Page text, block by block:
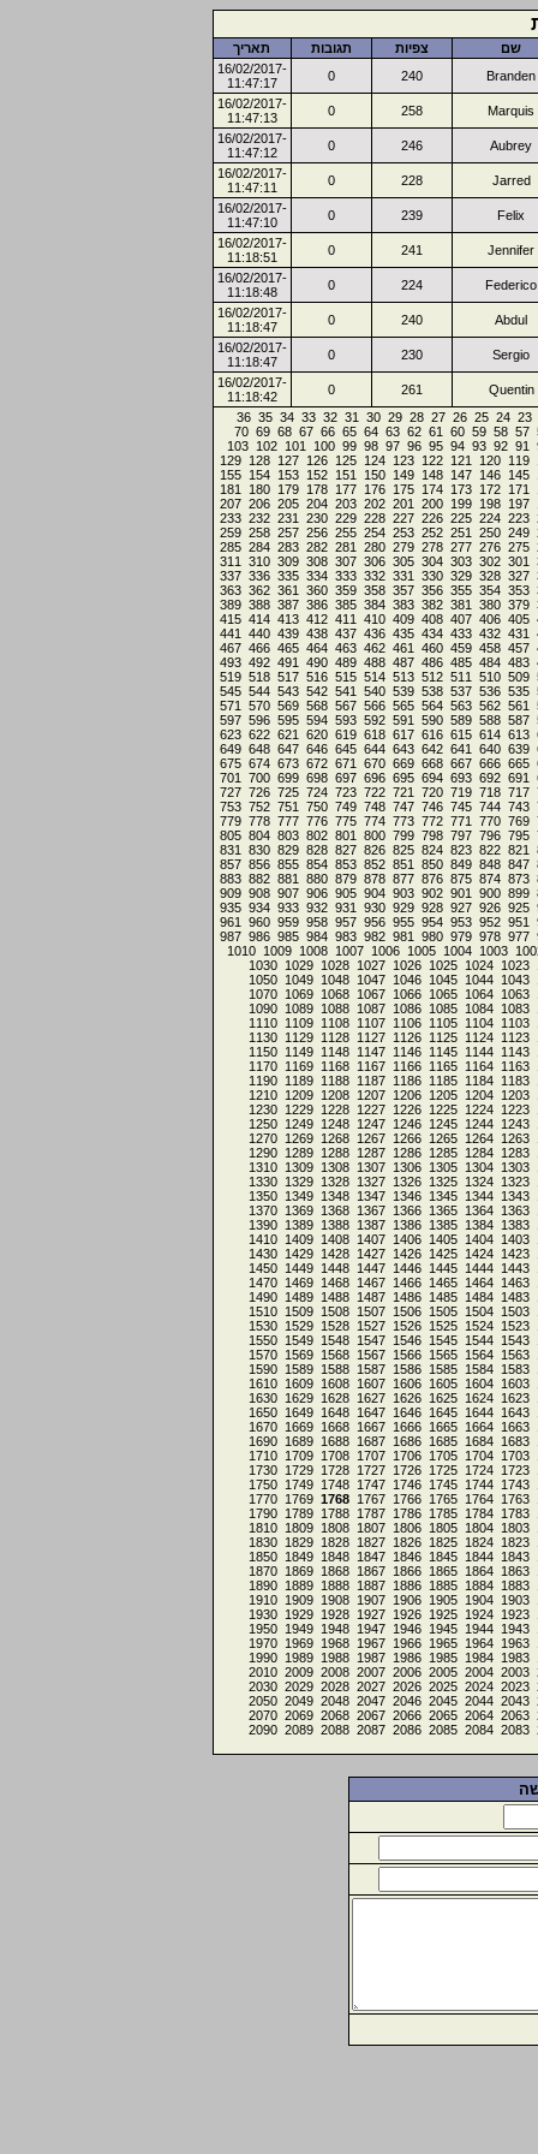
שם צפיות תגובות
תאריך
Branden
240
0
16/02/2017-
11:47:17
Marquis
258
0
16/02/2017-
11:47:13
Aubrey
246
0
16/02/2017-
11:47:12
Jarred
228
0
16/02/2017-
11:47:11
Felix
239
0
16/02/2017-
11:47:10
Jennifer
241
0
16/02/2017-
11:18:51
Federico
224
0
16/02/2017-
11:18:48
Abdul
240
0
16/02/2017-
11:18:47
Sergio
230
0
16/02/2017-
11:18:47
Quentin
261
0
16/02/2017-
11:18:42
23
24
25
26
27
28
29
30
31
32
33
34
35
36
57
58
59
60
61
62
63
64
65
66
67
68
69
70
91
92
93
94
95
96
97
98
99
100
101
102
103
119
120
121
122
123
124
125
126
127
128
129
145
146
147
148
149
150
151
152
153
154
155
171
172
173
174
175
176
177
178
179
180
181
197
198
199
200
201
202
203
204
205
206
207
223
224
225
226
227
228
229
230
231
232
233
249
250
251
252
253
254
255
256
257
258
259
275
276
277
278
279
280
281
282
283
284
285
301
302
303
304
305
306
307
308
309
310
311
327
328
329
330
331
332
333
334
335
336
337
353
354
355
356
357
358
359
360
361
362
363
379
380
381
382
383
384
385
386
387
388
389
405
406
407
408
409
410
411
412
413
414
415
431
432
433
434
435
436
437
438
439
440
441
457
458
459
460
461
462
463
464
465
466
467
483
484
485
486
487
488
489
490
491
492
493
509
510
511
512
513
514
515
516
517
518
519
535
536
537
538
539
540
541
542
543
544
545
561
562
563
564
565
566
567
568
569
570
571
587
588
589
590
591
592
593
594
595
596
597
613
614
615
616
617
618
619
620
621
622
623
639
640
641
642
643
644
645
646
647
648
649
665
666
667
668
669
670
671
672
673
674
675
691
692
693
694
695
696
697
698
699
700
701
717
718
719
720
721
722
723
724
725
726
727
743
744
745
746
747
748
749
750
751
752
753
769
770
771
772
773
774
775
776
777
778
779
795
796
797
798
799
800
801
802
803
804
805
821
822
823
824
825
826
827
828
829
830
831
847
848
849
850
851
852
853
854
855
856
857
873
874
875
876
877
878
879
880
881
882
883
899
900
901
902
903
904
905
906
907
908
909
925
926
927
928
929
930
931
932
933
934
935
951
952
953
954
955
956
957
958
959
960
961
977
978
979
980
981
982
983
984
985
986
987
1003
1004
1005
1006
1007
1008
1009
1010
1023
1024
1025
1026
1027
1028
1029
1030
1043
1044
1045
1046
1047
1048
1049
1050
1063
1064
1065
1066
1067
1068
1069
1070
1083
1084
1085
1086
1087
1088
1089
1090
1103
1104
1105
1106
1107
1108
1109
1110
1123
1124
1125
1126
1127
1128
1129
1130
1143
1144
1145
1146
1147
1148
1149
1150
1163
1164
1165
1166
1167
1168
1169
1170
1183
1184
1185
1186
1187
1188
1189
1190
1203
1204
1205
1206
1207
1208
1209
1210
1223
1224
1225
1226
1227
1228
1229
1230
1243
1244
1245
1246
1247
1248
1249
1250
1263
1264
1265
1266
1267
1268
1269
1270
1283
1284
1285
1286
1287
1288
1289
1290
1303
1304
1305
1306
1307
1308
1309
1310
1323
1324
1325
1326
1327
1328
1329
1330
1343
1344
1345
1346
1347
1348
1349
1350
1363
1364
1365
1366
1367
1368
1369
1370
1383
1384
1385
1386
1387
1388
1389
1390
1403
1404
1405
1406
1407
1408
1409
1410
1423
1424
1425
1426
1427
1428
1429
1430
1443
1444
1445
1446
1447
1448
1449
1450
1463
1464
1465
1466
1467
1468
1469
1470
1483
1484
1485
1486
1487
1488
1489
1490
1503
1504
1505
1506
1507
1508
1509
1510
1523
1524
1525
1526
1527
1528
1529
1530
1543
1544
1545
1546
1547
1548
1549
1550
1563
1564
1565
1566
1567
1568
1569
1570
1583
1584
1585
1586
1587
1588
1589
1590
1603
1604
1605
1606
1607
1608
1609
1610
1623
1624
1625
1626
1627
1628
1629
1630
1643
1644
1645
1646
1647
1648
1649
1650
1663
1664
1665
1666
1667
1668
1669
1670
1683
1684
1685
1686
1687
1688
1689
1690
1703
1704
1705
1706
1707
1708
1709
1710
1723
1724
1725
1726
1727
1728
1729
1730
1743
1744
1745
1746
1747
1748
1749
1750
1763
1764
1765
1766
1767
1768
1769
1770
1783
1784
1785
1786
1787
1788
1789
1790
1803
1804
1805
1806
1807
1808
1809
1810
1823
1824
1825
1826
1827
1828
1829
1830
1843
1844
1845
1846
1847
1848
1849
1850
1863
1864
1865
1866
1867
1868
1869
1870
1883
1884
1885
1886
1887
1888
1889
1890
1903
1904
1905
1906
1907
1908
1909
1910
1923
1924
1925
1926
1927
1928
1929
1930
1943
1944
1945
1946
1947
1948
1949
1950
1963
1964
1965
1966
1967
1968
1969
1970
1983
1984
1985
1986
1987
1988
1989
1990
2003
2004
2005
2006
2007
2008
2009
2010
2023
2024
2025
2026
2027
2028
2029
2030
2043
2044
2045
2046
2047
2048
2049
2050
2063
2064
2065
2066
2067
2068
2069
2070
2083
2084
2085
2086
2087
2088
2089
2090